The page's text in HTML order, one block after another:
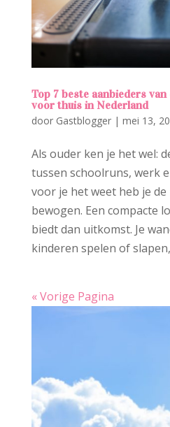
Top 7 beste aanbieders
voor thuis in Nederland
door Gastblogger| mei 13,
Als ouder ken je het wel:
tussen schoolruns, werk
voor je het weet heb je
bewogen. Een compacte
biedt dan uitkomst. Je
kinderen spelen of
« Vorige Pagina